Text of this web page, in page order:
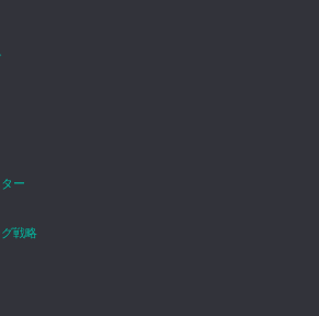
ー
戦略